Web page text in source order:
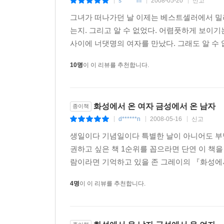
해결할 수 있도록 여유를 갖고 지켜보기만 하면
동굴밖에 나와 예전의 친절하고 멋있는 연인으로
- 남자는 누군가가 자기를 필요로 한다고 느낄 때
- 여자가 단지 남자의 공감을 얻기 위해 이야기를
- 남자가 원하는 사랑은 주로 신뢰해 주고 인정해
사랑을 필요로 한다.
- 남자들은 항상 자기가 옳은 것처럼 행동함으
제기하는 대신 자기도 모르게 불만이나 비난을 표
- 여자의 사랑은 마치 파도처럼 오르내림을 반복
그녀가 떠나가던 날 이제는 베스트셀러에서
는지. 그리고 알 수 없었다. 어렴풋하게 보이
사이에 너댓명의 여자를 만났다. 그래도 알 수
10명이 이 리뷰를 추천합니다.
종이책 화성에서 온 여자 금성에서 온 남자
d******n 2008-05-16 신고
생일이다 기념일이다 특별한 날이 아니어도
권하고 싶은 책 1순위를 꼽으라면 단연 이 책
람이라면 기억하고 있을 존 그레이의 『화성
4명이 이 리뷰를 추천합니다.